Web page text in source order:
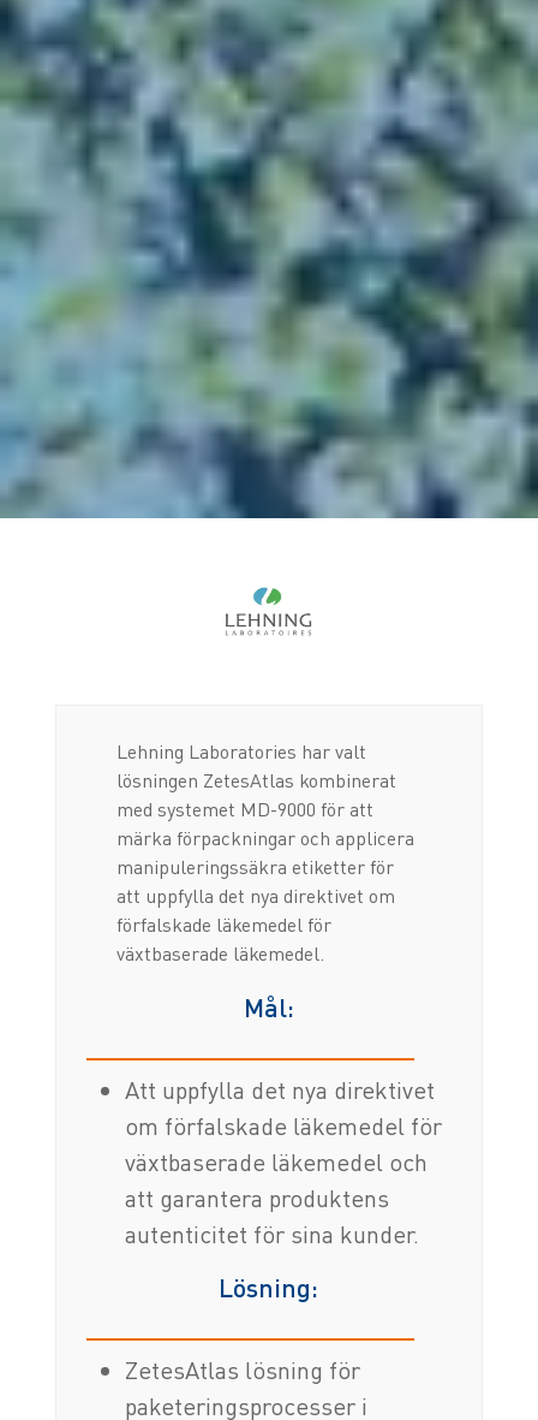
Lehning Laboratories har valt
lösningen ZetesAtlas kombinerat
med systemet MD-9000 för att
märka förpackningar och applicera
manipuleringssäkra etiketter för
att uppfylla det nya direktivet om
förfalskade läkemedel för
växtbaserade läkemedel.
Mål:
Att uppfylla det nya direktivet
om förfalskade läkemedel för
växtbaserade läkemedel och
att garantera produktens
autenticitet för sina kunder.
Lösning:
ZetesAtlas lösning för
paketeringsprocesser i